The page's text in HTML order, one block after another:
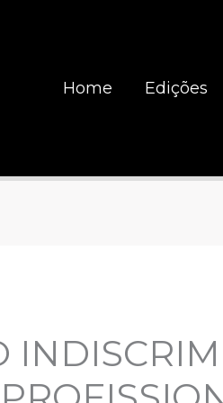
Home Edições